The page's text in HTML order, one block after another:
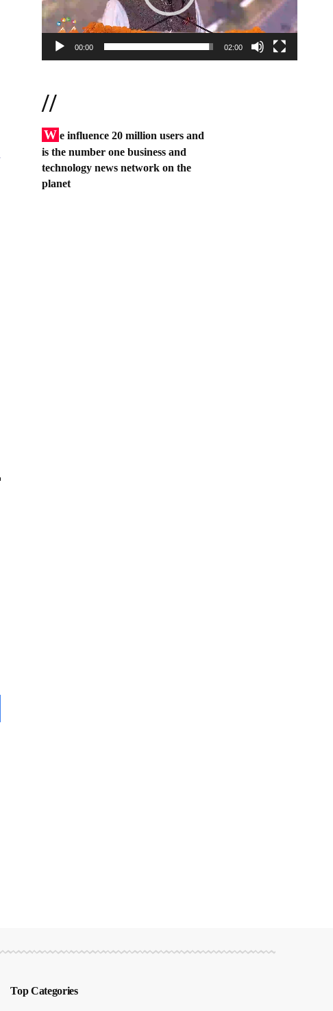
00:00 02:00
//
W e influence 20 million users and
is the number one business and
technology news network on the
planet
Top Categories